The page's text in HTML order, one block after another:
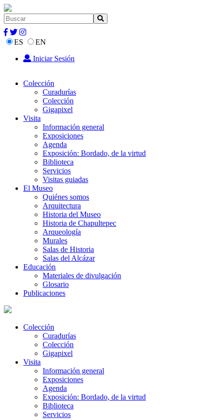
ES
EN
Iniciar Sesión
Colección
Curadurías
Colección
Gigapixel
Visita
Información general
Exposiciones
Agenda
Exposición: Bordado, de la virtud
Biblioteca
Servicios
Visitas guiadas
El Museo
Quiénes somos
Arquitectura
Historia del Museo
Historia de Chapultepec
Arqueología
Murales
Salas de Historia
Salas del Alcázar
Educación
Materiales de divulgación
Glosario
Publicaciones
Colección
Curadurías
Colección
Gigapixel
Visita
Información general
Exposiciones
Agenda
Exposición: Bordado, de la virtud
Biblioteca
Servicios